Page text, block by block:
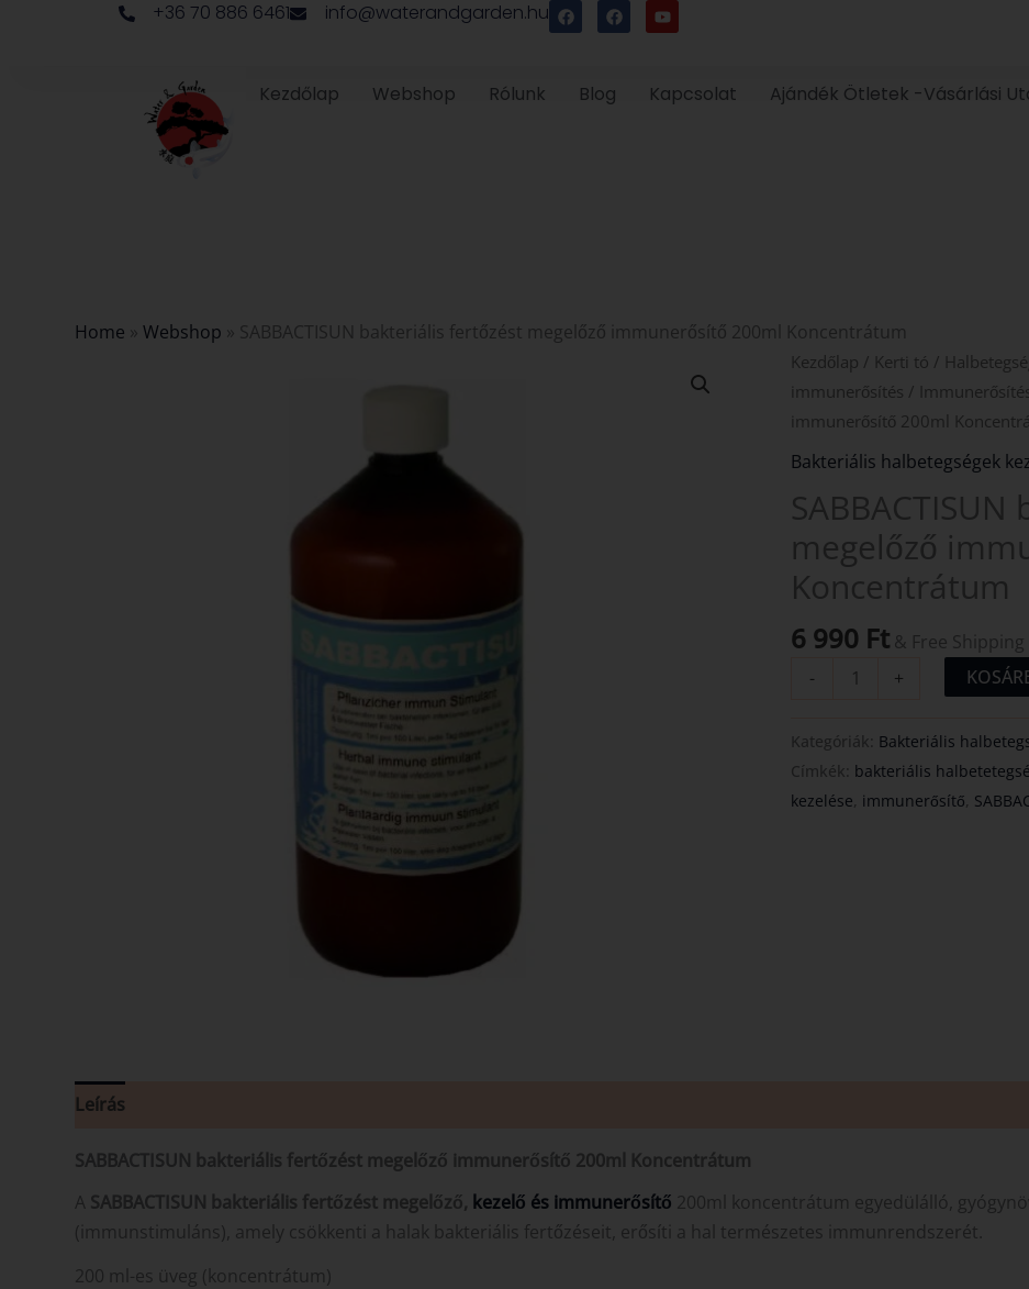
+36 70 886 6461 info@waterandgarden.hu F
a
c
F
a
c
o
o
Y
o
u
b
e
Kezdőlap Webshop Rólunk Blog Kapcsolat Ajándék Ötletek -Vásárlási
Home » Webshop » SABBACTISUN bakteriális fertőzést megelőző immunerősítő 200ml Koncentrátum
Kezdőlap / Kerti tó /
immunerősítés /
immunerősítő 200ml
Bakteriális halbetegségek
megelőző
Koncentrátum
6 990 Ft & Free Shipping
-
SABBACTISUN
bakteriális
fertőzést
megelőző
200ml
Koncentrátum
mennyiség
+
Kategóriák: Bakteriális
Címkék: bakteriális
kezelése, immunerősítő,
Leírás
SABBACTISUN bakteriális fertőzést megelőző immunerősítő 200ml Koncentrátum
A SABBACTISUN bakteriális fertőzést megelőző, kezelő és immunerősítő 200ml koncentrátum egyedülálló,
(immunstimuláns), amely csökkenti a halak bakteriális fertőzéseit, erősíti a hal természetes immunrendszerét.
200 ml-es üveg (koncentrátum)